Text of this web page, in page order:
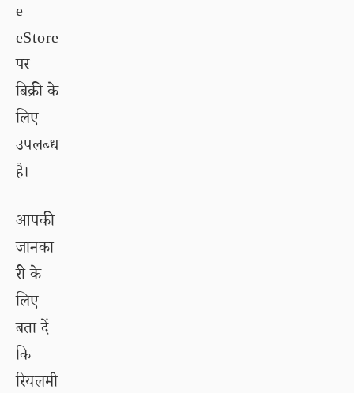
e
eStore
पर
बिक्री के
लिए
उपलब्ध
है।
आपकी
जानका
री के
लिए
बता दें
कि
रियलमी